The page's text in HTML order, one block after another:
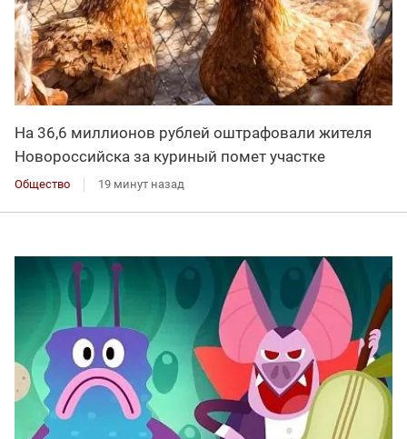
На 36,6 миллионов рублей оштрафовали жителя
Новороссийска за куриный помет участке
Общество 19 минут назад